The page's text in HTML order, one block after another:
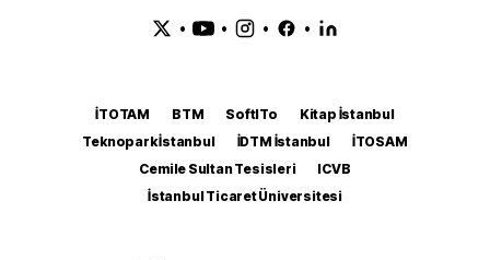
• • • •
İTOTAM BTM SoftITo
Kitap İstanbul
Teknopark İstanbul
İDTM İstanbul
İTOSAM
Cemile Sultan Tesisleri
ICVB
İstanbul Ticaret Üniversitesi